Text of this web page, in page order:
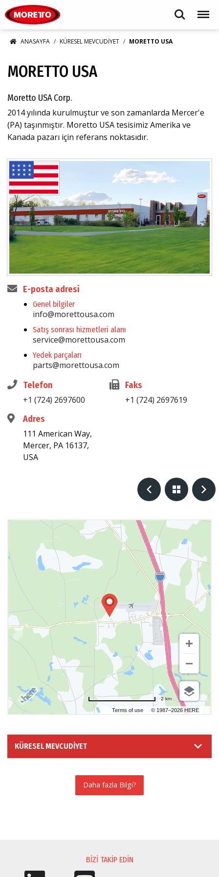
Search Menu
ANASAYFA KÜRESEL MEVCUDIYET MORETTO USA
MORETTO USA
Moretto USA Corp.
2014 yılında kurulmuştur ve son zamanlarda Mercer'e
(PA) taşınmıştır. Moretto USA tesisimiz Amerika ve
Kanada pazarı için referans noktasıdır.
E-posta adresi
Genel bilgiler
info@morettousa.com
Satış sonrası hizmetleri alanı
service@morettousa.com
Yedek parçaları
parts@morettousa.com
Telefon
+1 (724) 2697600
Faks
+1 (724) 2697619
Adres
111 American Way,
Mercer, PA 16137,
USA
Terms of use © 1987–2026 HERE
2 km
KÜRESEL MEVCUDIYET
Daha fazla Bilgi?
BIZI TAKIP EDIN